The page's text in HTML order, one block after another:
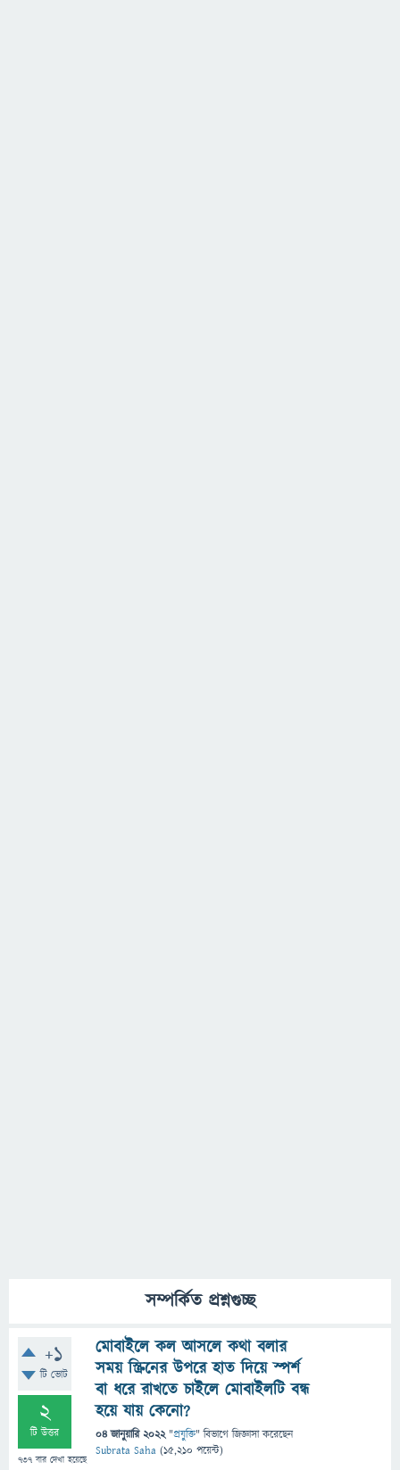
সম্পর্কিত প্রশ্নগুচ্ছ
+1
টি ভোট
2
টি উত্তর
737 বার দেখা হয়েছে
মোবাইলে কল আসলে কথা বলার
সময় স্ক্রিনের উপরে হাত দিয়ে স্পর্শ
বা ধরে রাখতে চাইলে মোবাইলটি বন্ধ
হয়ে যায় কেনো?
04 জানুয়ারি 2022 "প্রযুক্তি" বিভাগে জিজ্ঞাসাকরেছেন
Subrata Saha (15,210 পয়েন্ট)